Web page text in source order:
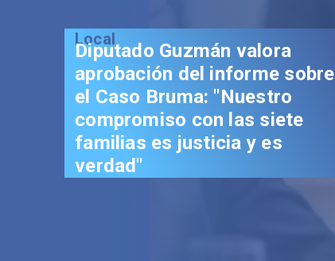
Local
Diputado Guzmán valora
aprobación del informe sobre
el Caso Bruma: "Nuestro
compromiso con las siete
familias es justicia y es
verdad"